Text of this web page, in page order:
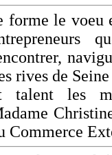
forme le voeu
rives de
talent les
Commerce